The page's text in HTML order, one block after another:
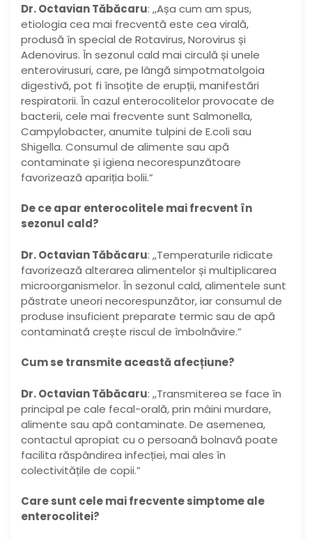
Dr. Octavian Tăbăcaru: ,,Așa cum am spus,
etiologia cea mai frecventă este cea virală,
produsă în special de Rotavirus, Norovirus și
Adenovirus. În sezonul cald mai circulă și unele
enterovirusuri, care, pe lângă simpotmatolgoia
digestivă, pot fi însoțite de erupții, manifestări
respiratorii. În cazul enterocolitelor provocate de
bacterii, cele mai frecvente sunt Salmonella,
Campylobacter, anumite tulpini de E.coli sau
Shigella. Consumul de alimente sau apă
contaminate și igiena necorespunzătoare
favorizează apariția bolii.”
De ce apar enterocolitele mai frecvent în
sezonul cald?
Dr. Octavian Tăbăcaru: ,,Temperaturile ridicate
favorizează alterarea alimentelor și multiplicarea
microorganismelor. În sezonul cald, alimentele sunt
păstrate uneori necorespunzător, iar consumul de
produse insuficient preparate termic sau de apă
contaminată crește riscul de îmbolnăvire.”
Cum se transmite această afecțiune?
Dr. Octavian Tăbăcaru: ,,Transmiterea se face în
principal pe cale fecal-orală, prin mâini murdare,
alimente sau apă contaminate. De asemenea,
contactul apropiat cu o persoană bolnavă poate
facilita răspândirea infecției, mai ales în
colectivitățile de copii.”
Care sunt cele mai frecvente simptome ale
enterocolitei?